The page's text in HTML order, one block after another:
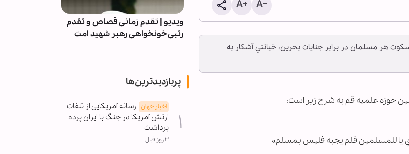
هر مسلمان در برابر جنايات بحرين،‌ خيانتي آشكار به
حوزه علميه قم به شرح زير است:
يا للمسلمين فلم يجبه فليس بمسلم»
گزارش تصویری | مجلس عزاداری
اربعین حسینی در حسینیه پنج‌تن
خولنای بنگلادش
ویدیو | تقدم زمانی قصاص و تقدم
رتبی خونخواهی رهبر شهید امت
پربازدیدترین‌ها
اخبار جهان رسانه آمریکایی از تلفات
ارتش آمریکا در جنگ با ایران پرده
برداشت
۳ روز قبل